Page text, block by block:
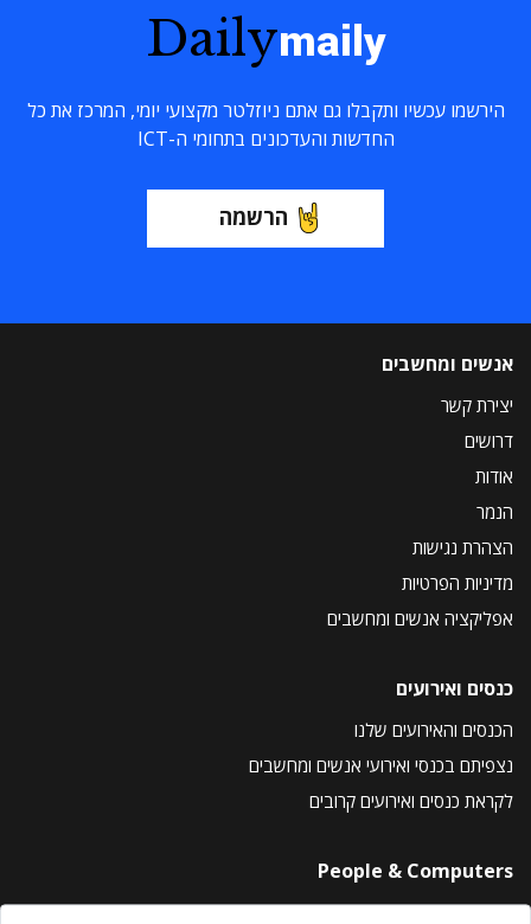
Dailymaily
הירשמו עכשיו ותקבלו גם אתם ניוזלטר מקצועי יומי, המרכז את כל
החדשות והעדכונים בתחומי ה-ICT
הרשמה
אנשים ומחשבים
יצירת קשר
דרושים
אודות
הנמר
הצהרת נגישות
מדיניות הפרטיות
אפליקציה אנשים ומחשבים
כנסים ואירועים
הכנסים והאירועים שלנו
נצפיתם בכנסי ואירועי אנשים ומחשבים
לקראת כנסים ואירועים קרובים
People & Computers
About Us